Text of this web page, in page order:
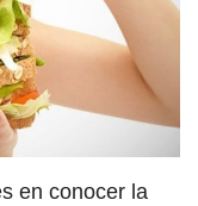
en conocer la